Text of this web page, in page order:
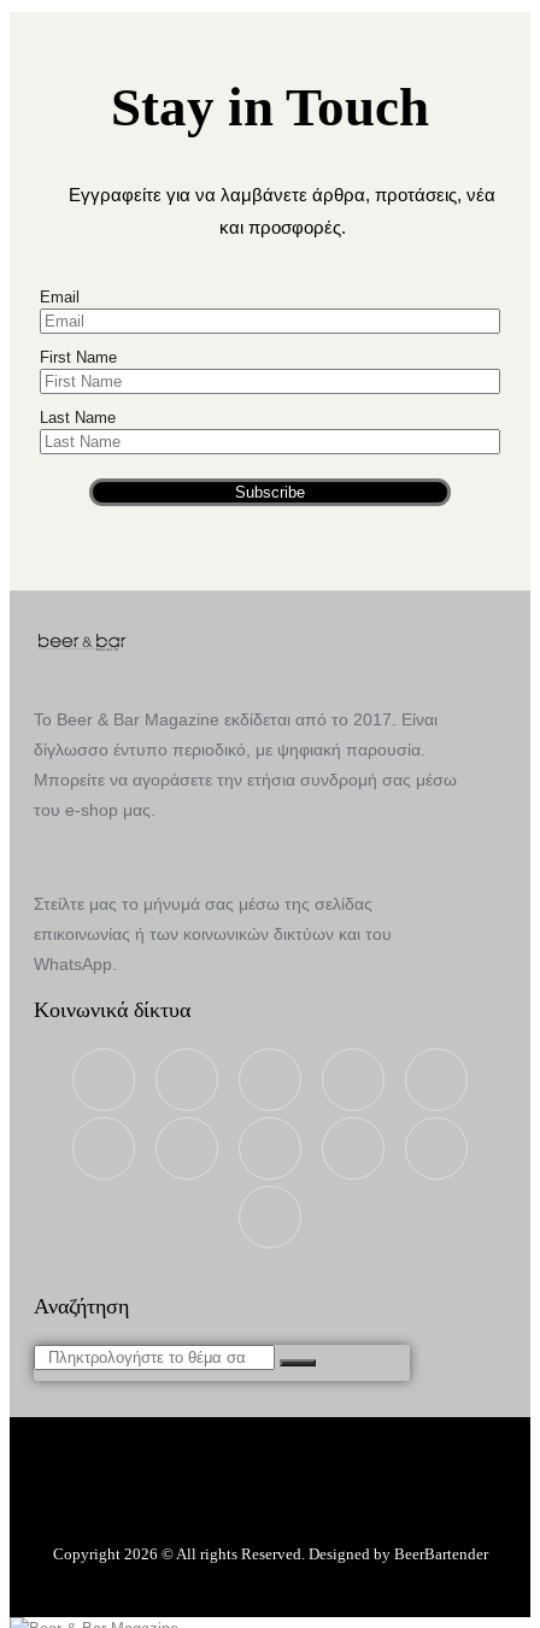
Stay in Touch
Εγγραφείτε για να λαμβάνετε άρθρα, προτάσεις, νέα
και προσφορές.
Email
First Name
Last Name
Subscribe
Το Beer & Bar Magazine εκδίδεται από το 2017. Είναι
δίγλωσσο έντυπο περιοδικό, με ψηφιακή παρουσία.
Μπορείτε να αγοράσετε την ετήσια συνδρομή σας μέσω
του e-shop μας.
Στείλτε μας το μήνυμά σας μέσω της σελίδας
επικοινωνίας ή των κοινωνικών δικτύων και του
WhatsApp.
Κοινωνικά δίκτυα
Αναζήτηση
Copyright 2026 © All rights Reserved. Designed by BeerBartender